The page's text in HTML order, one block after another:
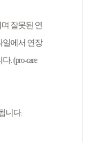
잘못된 연
일에서 연장
. (pro-care
니다.